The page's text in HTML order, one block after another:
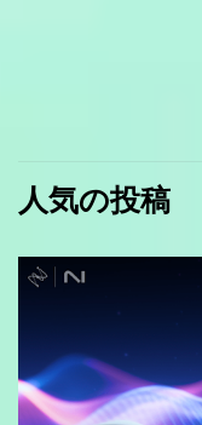
人気の投稿